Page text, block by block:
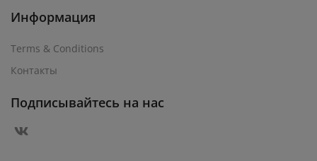
Информация
Terms & Conditions
Контакты
Подписывайтесь на нас